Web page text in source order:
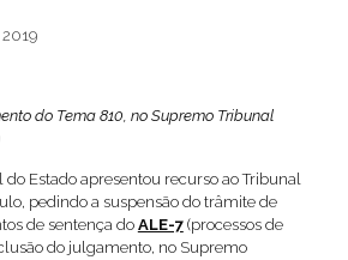
do Tema 810, no Supremo Tribunal
do Estado apresentou recurso ao Tribunal
pedindo a suspensão do trâmite de
de sentença do ALE-7(processos de
do julgamento, no Supremo